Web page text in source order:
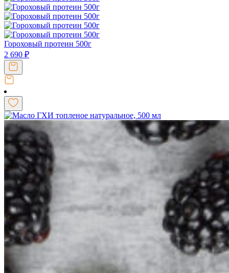
Гороховый протеин 500г
2 690 ₽